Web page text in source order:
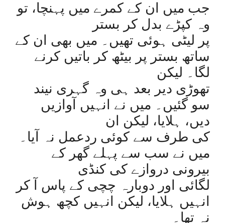
جب میں ان کے کمرے میں پہنچا، تو
وہ کپڑے بدل کر بستر
پر لیٹی ہوئی تھیں۔ میں بھی ان کے
ساتھ بستر پر بیٹھ کر باتیں کرنے
لگا۔ لیکن
تھوڑی دیر بعد ہی وہ گہری نیند
سو گئیں۔ میں نے انہیں آوازیں
دیں، ہلایا، لیکن ان
کی طرف سے کوئی ردعمل نہ آیا۔
میں نے سب سے پہلے گھر کے
بیرونی دروازے کی کنڈی
لگائی اور دوبارہ چچی کے پاس آ کر
انہیں ہلایا، لیکن انہیں کچھ ہوش
نہ تھا۔